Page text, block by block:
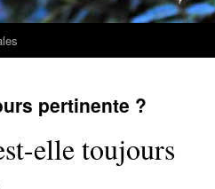
pertinente ?
elle toujours